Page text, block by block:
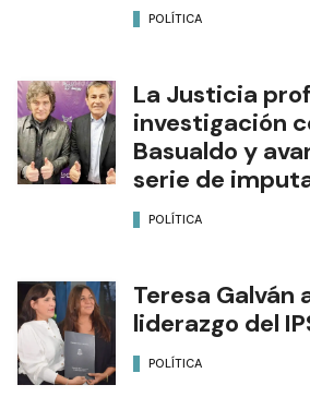
POLÍTICA
La Justicia
investigación
Basualdo y
serie de
POLÍTICA
Teresa Galván
liderazgo del
POLÍTICA